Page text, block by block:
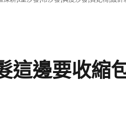
這邊要收縮